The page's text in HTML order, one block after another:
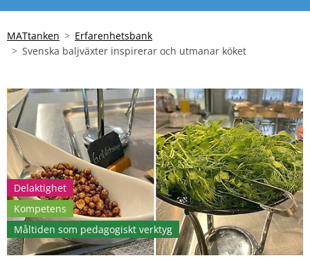
MATtanken
Erfarenhetsbank
Svenska baljväxter inspirerar och utmanar köket
Delaktighet
Kompetens
Måltiden som pedagogiskt verktyg